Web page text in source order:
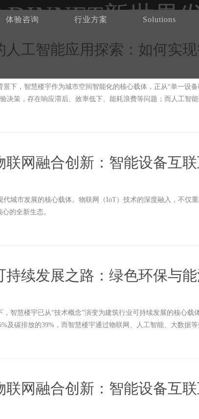
体验咨询 行业方案 Solutions
新世界
人工智能应用探索：如何实
下，智慧楼宇作为城市空间智能化的核心载体，正从“单一设备
决策，存在响应滞后、效率低下、能耗浪费等问题；而人工智
联网融合创新：智能设备互
城市发展的核心载体。物联网（IoT）技术的深度融入，不仅
的全新生态。
持续发展之路：绿色环保与
智慧楼宇已从“技术概念”演变为建筑行业可持续发展的核心载
及碳排放的39%，而智慧楼宇通过物联网、人工智能、大数据
联网融合创新：智能设备互